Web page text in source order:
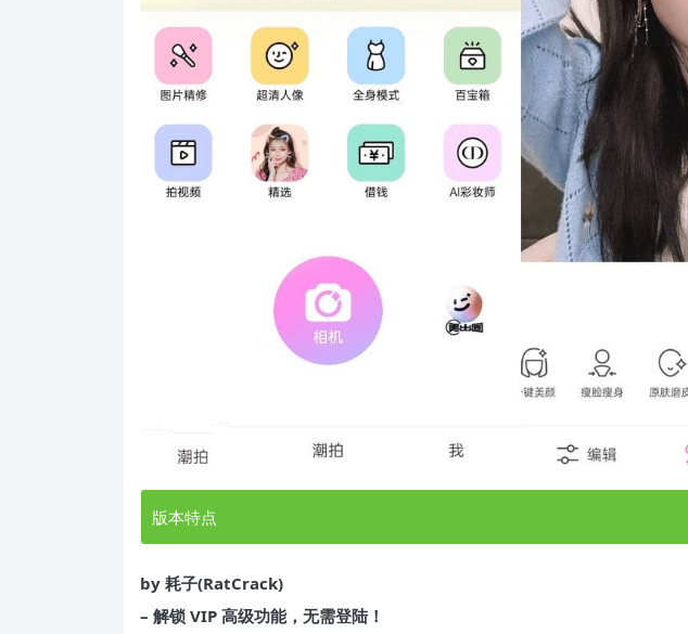
版本特点
by 耗子(RatCrack)
– 解锁 VIP 高级功能，无需登陆！